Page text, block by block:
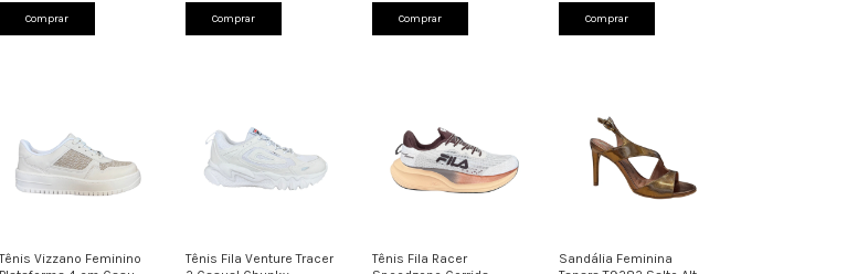
Comprar Comprar Comprar Comprar
Tênis Vizzano Feminino
Tênis Fila Venture Tracer
Tênis Fila Racer
Sandália Feminina